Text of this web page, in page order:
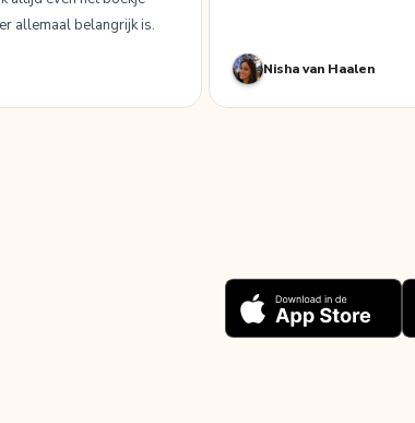
allemaal belangrijk is.
dus je krijgt
al is het een goede
Nisha van Haalen